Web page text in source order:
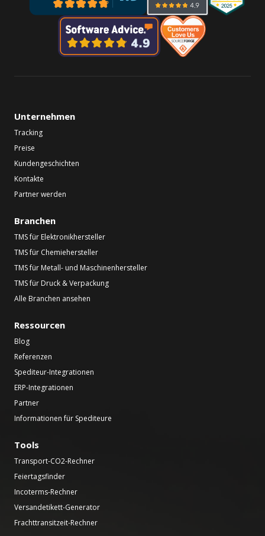
Unternehmen
Tracking
Preise
Kundengeschichten
Kontakte
Partner werden
Branchen
TMS für Elektronikhersteller
TMS für Chemiehersteller
TMS für Metall- und Maschinenhersteller
TMS für Druck & Verpackung
Alle Branchen ansehen
Ressourcen
Blog
Referenzen
Spediteur-Integrationen
ERP-Integrationen
Partner
Informationen für Spediteure
Tools
Transport-CO2-Rechner
Feiertagsfinder
Incoterms-Rechner
Versandetikett-Generator
Frachttransitzeit-Rechner